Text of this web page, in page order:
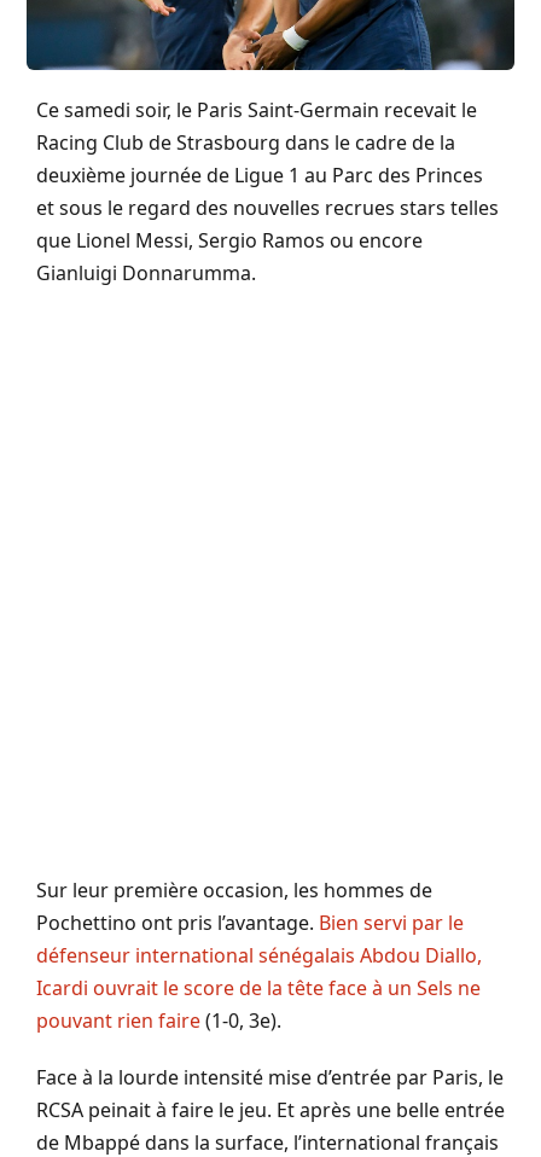
Ce samedi soir, le Paris Saint-Germain recevait le
Racing Club de Strasbourg dans le cadre de la
deuxième journée de Ligue 1 au Parc des Princes
et sous le regard des nouvelles recrues stars telles
que Lionel Messi, Sergio Ramos ou encore
Gianluigi Donnarumma.
Sur leur première occasion, les hommes de
Pochettino ont pris l’avantage. Bien servi par le
défenseur international sénégalais Abdou Diallo,
Icardi ouvrait le score de la tête face à un Sels ne
pouvant rien faire(1-0, 3e).
Face à la lourde intensité mise d’entrée par Paris, le
RCSA peinait à faire le jeu. Et après une belle entrée
de Mbappé dans la surface, l’international français